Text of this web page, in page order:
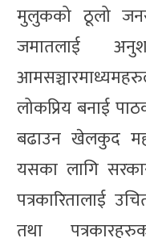
मुलुकको ठूलो
जमातलाई
लोकप्रिय बनाई
बढाउन खेलकुद
यसका लागि
पत्रकारितालाई
तथा